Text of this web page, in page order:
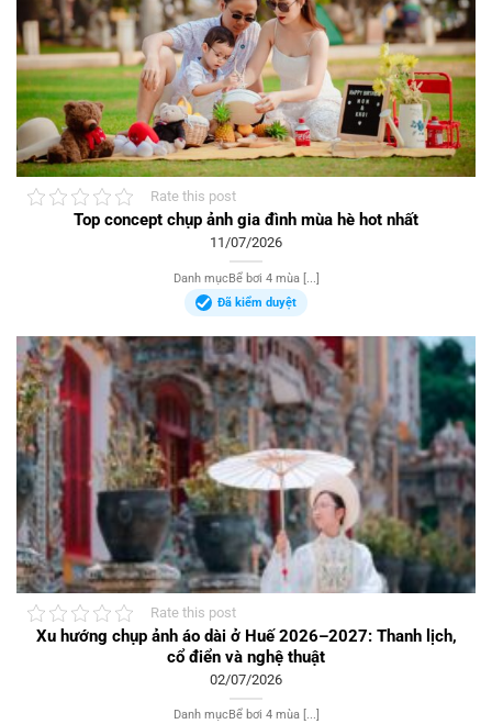
Rate this post
Top concept chụp ảnh gia đình mùa hè hot nhất
11/07/2026
Danh mụcBể bơi 4 mùa [...]
Đã kiểm duyệt
Rate this post
Xu hướng chụp ảnh áo dài ở Huế 2026–2027: Thanh lịch,
cổ điển và nghệ thuật
02/07/2026
Danh mụcBể bơi 4 mùa [...]